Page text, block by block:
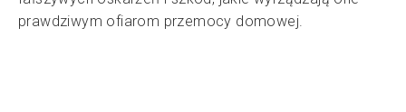
prawdziwym ofiarom przemocy domowej.